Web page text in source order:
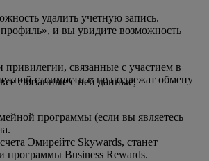
удалить учетную запись.
и вы увидите возможность
связанные с участием в
стоимости и не подлежат обмену
программы (если вы являетесь
Эмирейтс Skywards, станет
Business Rewards.
связанные с ней данные,